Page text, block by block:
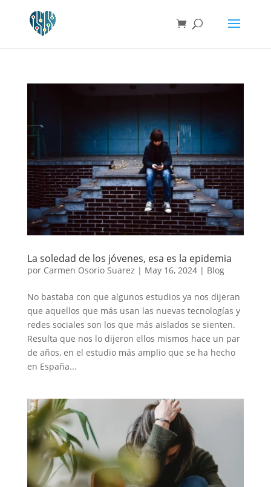
La soledad de los jóvenes, esa es la epidemia
por Carmen Osorio Suarez | May 16, 2024| Blog
No bastaba con que algunos estudios ya nos dijeran
que aquellos que más usan las nuevas tecnologías y
redes sociales son los que más aislados se sienten.
Resulta que nos lo dijeron ellos mismos hace un par
de años, en el estudio más amplio que se ha hecho
en España...